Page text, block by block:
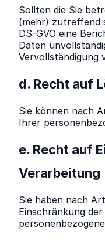
Sollten die Sie
(mehr) zutreffend
DS-GVO eine
Daten
Vervollständigung
d. Recht auf
Sie können nach
Ihrer
e. Recht auf
Verarbeitung
Sie haben nach
Einschränkung